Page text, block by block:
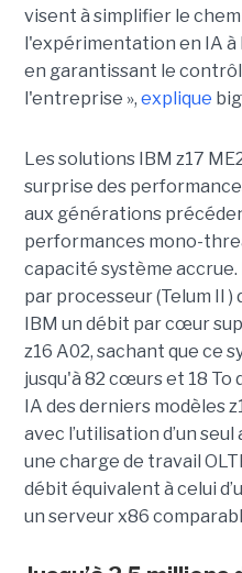
visent à simplifier le
l'expérimentation en IA
en garantissant le
l'entreprise », explique
Les solutions IBM z17
surprise des
aux générations
performances mono-
capacité système
par processeur (Telum II )
IBM un débit par cœur
z16 A02, sachant que ce
jusqu'à 82 cœurs et 18 To
IA des derniers modèles
avec l’utilisation d’un
une charge de travail
débit équivalent à celui
un serveur x86